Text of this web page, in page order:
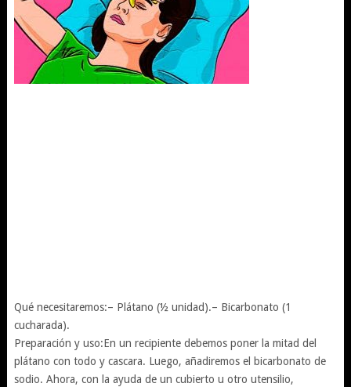
Qué necesitaremos:– Plátano (½ unidad).– Bicarbonato (1
cucharada).
Preparación y uso:En un recipiente debemos poner la mitad del
plátano con todo y cascara. Luego, añadiremos el bicarbonato de
sodio. Ahora, con la ayuda de un cubierto u otro utensilio,